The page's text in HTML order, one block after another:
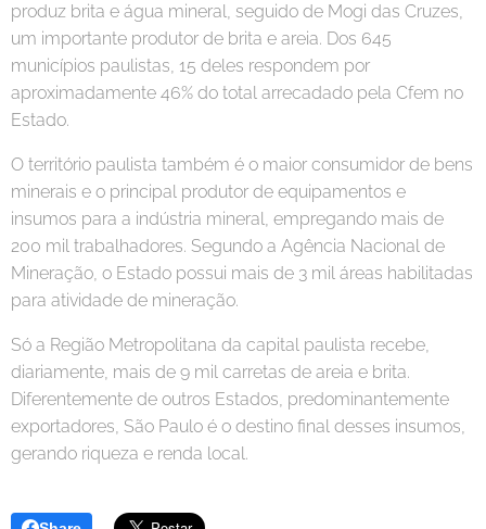
produz brita e água mineral, seguido de Mogi das Cruzes,
um importante produtor de brita e areia. Dos 645
municípios paulistas, 15 deles respondem por
aproximadamente 46% do total arrecadado pela Cfem no
Estado.
O território paulista também é o maior consumidor de bens
minerais e o principal produtor de equipamentos e
insumos para a indústria mineral, empregando mais de
200 mil trabalhadores. Segundo a Agência Nacional de
Mineração, o Estado possui mais de 3 mil áreas habilitadas
para atividade de mineração.
Só a Região Metropolitana da capital paulista recebe,
diariamente, mais de 9 mil carretas de areia e brita.
Diferentemente de outros Estados, predominantemente
exportadores, São Paulo é o destino final desses insumos,
gerando riqueza e renda local.